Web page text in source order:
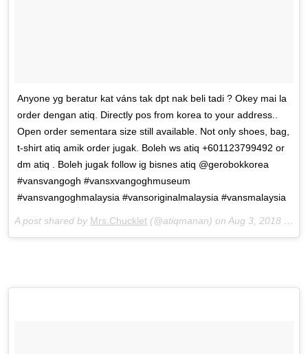
Anyone yg beratur kat váns tak dpt nak beli tadi ? Okey mai la
order dengan atiq. Directly pos from korea to your address..
Open order sementara size still available. Not only shoes, bag,
t-shirt atiq amik order jugak. Boleh ws atiq +601123799492 or
dm atiq . Boleh jugak follow ig bisnes atiq @gerobokkorea
#vansvangogh #vansxvangoghmuseum
#vansvangoghmalaysia #vansoriginalmalaysia #vansmalaysia
A post shared by Mrs.Chucklet (@atiqmanan) on Aug 3, 2018 at 7:07am PDT